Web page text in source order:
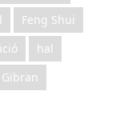
Feng Shui
hal